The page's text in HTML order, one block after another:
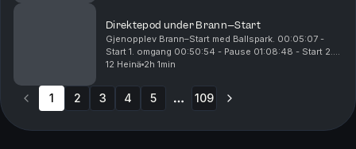
Direktepod under Brann–Start
Gjenopplev Brann–Start med Ballspark. 00:05:07 -
Start 1. omgang 00:50:54 - Pause 01:08:48 - Start 2.
omgang 01:16:04 - 0-1 til Start 01:31:20 - 1-1 til Brann
12 Heinä 2h 1min
1 2 3 4 5 109